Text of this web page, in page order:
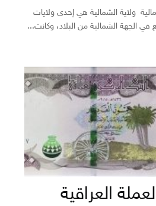
ولاية الشمالية هي إحدى ولايات
في الجهة الشمالية من البلاد، وكانت...
العراقية